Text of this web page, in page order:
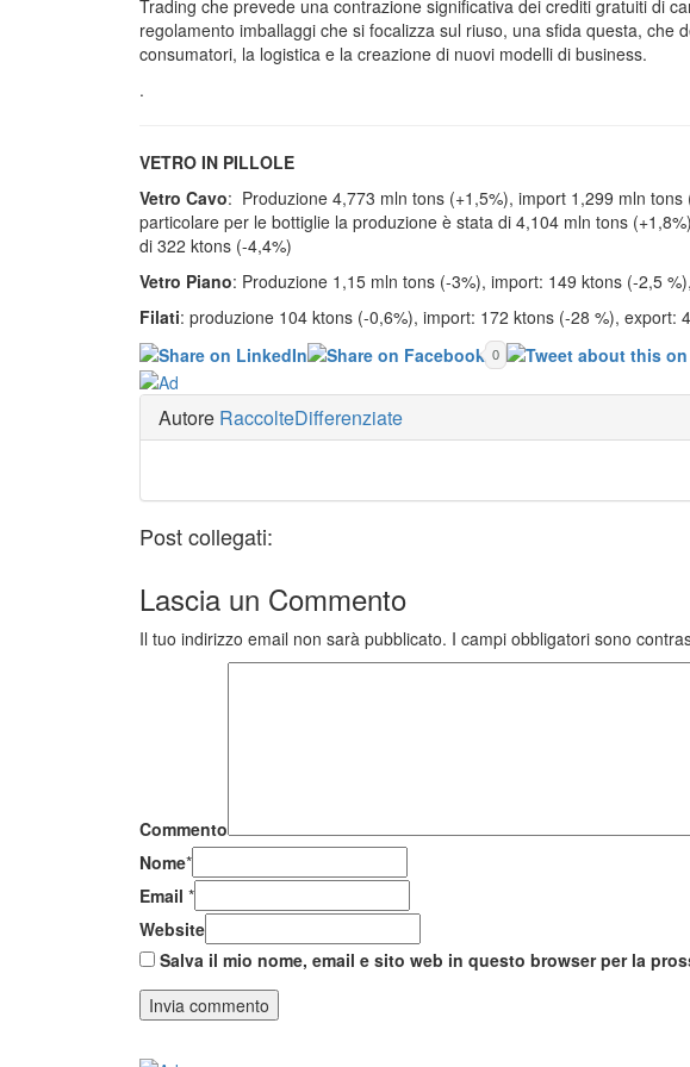
Trading che prevede una contrazione significativa dei crediti gratuiti di
regolamento imballaggi che si focalizza sul riuso, una sfida questa, che
consumatori, la logistica e la creazione di nuovi modelli di business.
.
VETRO IN PILLOLE
Vetro Cavo: Produzione 4,773 mln tons (+1,5%), import 1,299 mln
particolare per le bottiglie la produzione è stata di 4,104 mln tons
di 322 ktons (-4,4%)
Vetro Piano: Produzione 1,15 mln tons (-3%), import: 149 ktons (-2,5
Filati: produzione 104 ktons (-0,6%), import: 172 ktons (-28 %), export:
0
Autore RaccolteDifferenziate
Post collegati:
Lascia un Commento
Il tuo indirizzo email non sarà pubblicato. I campi obbligatori sono
Commento
Nome*
Email *
Website
Salva il mio nome, email e sito web in questo browser per la